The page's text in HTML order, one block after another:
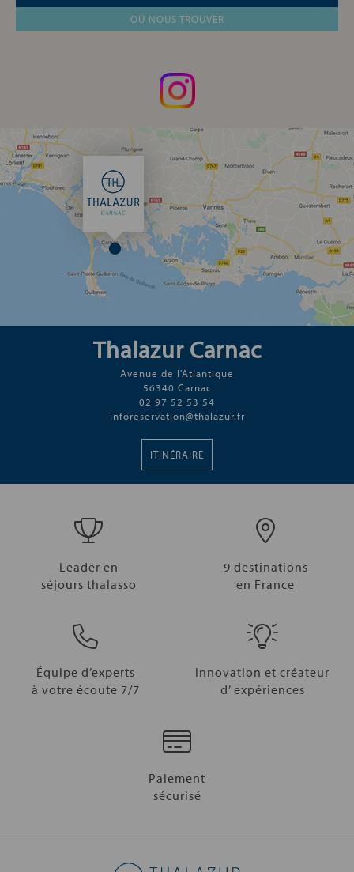
OÙ NOUS TROUVER
Thalazur Carnac
Avenue de l'Atlantique
56340 Carnac
02 97 52 53 54
inforeservation@thalazur.fr
ITINÉRAIRE
Leader en
séjours thalasso
9 destinations
en France
Équipe d’experts
à votre écoute 7/7
Innovation et créateur
d’ expériences
Paiement
sécurisé